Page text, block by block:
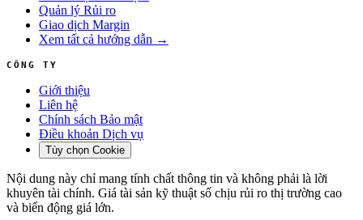
Quản lý Rủi ro
Giao dịch Margin
Xem tất cả hướng dẫn →
CÔNG TY
Giới thiệu
Liên hệ
Chính sách Bảo mật
Điều khoản Dịch vụ
Tùy chọn Cookie
Nội dung này chỉ mang tính chất thông tin và không phải là lời
khuyên tài chính. Giá tài sản kỹ thuật số chịu rủi ro thị trường cao
và biến động giá lớn.